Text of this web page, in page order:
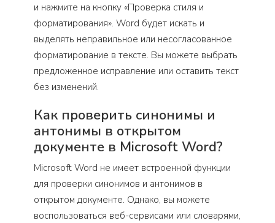
и нажмите на кнопку «Проверка стиля и
форматирования». Word будет искать и
выделять неправильное или несогласованное
форматирование в тексте. Вы можете выбрать
предложенное исправление или оставить текст
без изменений.
Как проверить синонимы и
антонимы в открытом
документе в Microsoft Word?
Microsoft Word не имеет встроенной функции
для проверки синонимов и антонимов в
открытом документе. Однако, вы можете
воспользоваться веб-сервисами или словарями,